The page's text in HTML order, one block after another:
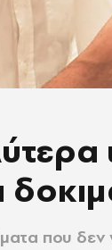
που δεν